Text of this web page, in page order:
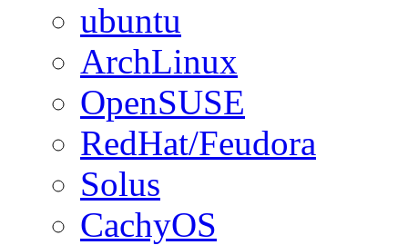
ubuntu
ArchLinux
OpenSUSE
RedHat/Feudora
Solus
CachyOS